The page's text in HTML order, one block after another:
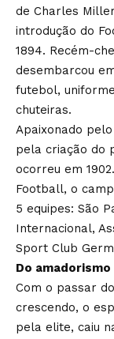
de Charles
introdução do
1894. Recém-
desembarcou
futebol,
chuteiras.
Apaixonado
pela criação do
ocorreu em
Football, o
5 equipes: São
Internacional,
Sport Club
Do
Com o passar
crescendo, o
pela elite, caiu